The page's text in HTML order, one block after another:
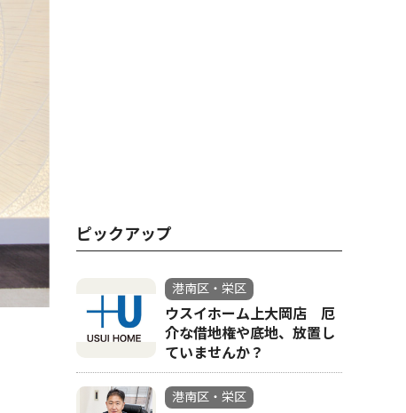
ピックアップ
港南区・栄区
ウスイホーム上大岡店 厄
介な借地権や底地、放置し
ていませんか？
港南区・栄区